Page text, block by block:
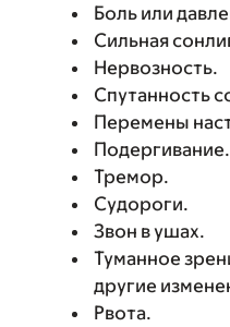
Боль или
Сильная
Нервозность.
Спутанность
Перемены
Подергивание.
Тремор.
Судороги.
Звон в ушах.
Туманное
другие
Рвота.